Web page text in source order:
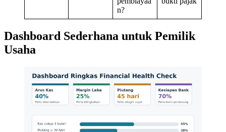
n?
Dashboard Sederhana untuk Pemilik
Usaha